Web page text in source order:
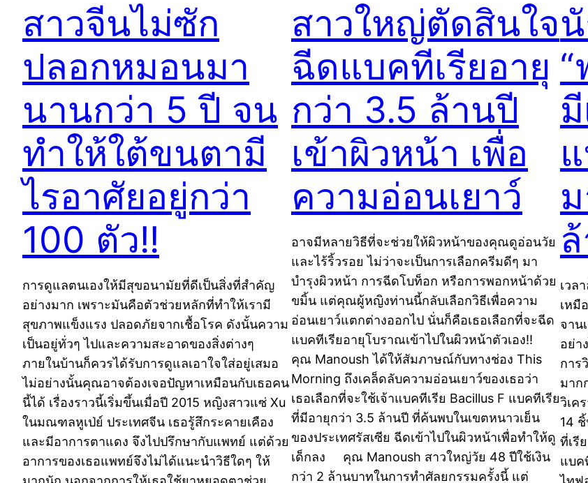
สาวจีนไม่ซัก
ปลอกหมอนมา
นานกว่า 5 ปี จน
ทำให้ใต้ขนตามี
ไรอาศัยอยู่กว่า
100 ตัว!!
การดูแลตนเองให้มีสุขอนามัยที่ดีเป็นสิ่งที่สำคัญ
อย่างมาก เพราะมันคือตัวช่วยหลักที่ทำให้เรามี
สุขภาพแข็งแรง ปลอดภัยจากเชื้อโรค ดังนั้นความ
เป็นอยู่ทั่วๆ ไปและความสะอาดของสิ่งต่างๆ
ภายในบ้านก็ควรได้รับการดูแลเอาใจใส่อยู่เสมอ
ไม่อย่างนั้นคุณอาจต้องเจอปัญหาเหมือนกับเธอคน
นี้ได้ เรื่องราวนี้เริ่มขึ้นเมื่อปี 2015 หญิงสาวแซ่ Xu
ในมณฑลหูเป่ย์ ประเทศจีน เธอรู้สึกระคายเคือง
และมีอาการตาแดง จึงไปปรึกษากับแพทย์ แต่ด้วย
อาการของเธอแพทย์จึงไม่ได้แนะนำวิธีใดๆ ให้
สาวใหญ่ตัดสินใจ
ฉีดแบคทีเรียอายุ
กว่า 3.5 ล้านปี
เข้าผิวหน้า เพื่อ
ความอ่อนเยาว์
อาจมีหลายวิธีที่จะช่วยให้ผิวหน้าของคุณดูอ่อนวัย
และไร้ริ้วรอย ไม่ว่าจะเป็นการเลือกครีมดีๆ มา
บำรุงผิวหน้า การฉีดโบท็อก หรือการพอกหน้าด้วย
ขมิ้น แต่คุณผู้หญิงท่านนี้กลับเลือกวิธีเพื่อความ
อ่อนเยาว์แตกต่างออกไป นั่นก็คือเธอเลือกที่จะฉีด
แบคทีเรียอายุโบราณเข้าไปในผิวหน้าตัวเอง!!
คุณ Manoush ได้ให้สัมภาษณ์กับทางช่อง This
Morning ถึงเคล็ดลับความอ่อนเยาว์ของเธอว่า
เธอเลือกที่จะใช้เจ้าแบคทีเรีย Bacillus F แบคทีเรีย
ที่มีอายุกว่า 3.5 ล้านปี ที่ค้นพบในเขตหนาวเย็น
ของประเทศรัสเซีย ฉีดเข้าไปในผิวหน้าเพื่อทำให้ดู
เด็กลง คุณ Manoush สาวใหญ่วัย 48 ปีใช้เงิน
กว่า 2 ล้านบาทในการทำศัลยกรรมครั้งนี้ แต่
เวล
เหมื
จาน
อย่า
การ
มาก
วิเค
14
ที่เรี
แบค